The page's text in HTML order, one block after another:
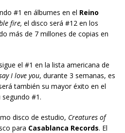
#1 en álbumes en el Reino
fire, el disco será #12 en los
más de 7 millones de copias en
el #1 en la lista americana de
I love you, durante 3 semanas, es
también su mayor éxito en el
segundo #1.
disco de estudio, Creatures of
para Casablanca Records. El